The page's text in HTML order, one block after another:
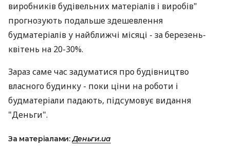
виробників будівельних матеріалів і виробів"
прогнозують подальше здешевлення
будматеріалів у найближчі місяці - за березень-
квітень на 20-30%.
Зараз саме час задуматися про будівництво
власного будинку - поки ціни на роботи і
будматеріали падають, підсумовує видання
"Деньги".
За матеріалами:Деньги.ua